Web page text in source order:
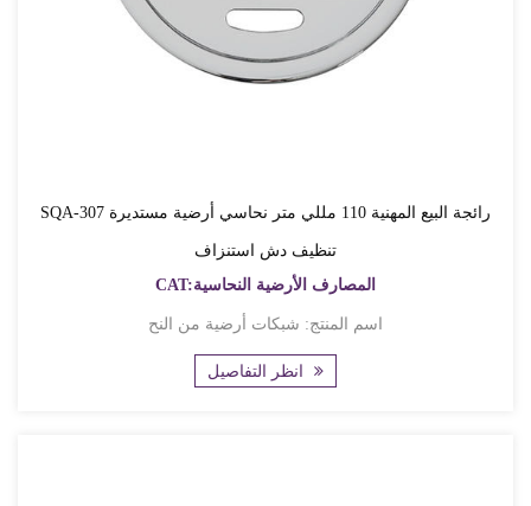
SQA-307 رائجة البيع المهنية 110 مللي متر نحاسي أرضية مستديرة
تنظيف دش استنزاف
CAT:المصارف الأرضية النحاسية
اسم المنتج: شبكات أرضية من النح